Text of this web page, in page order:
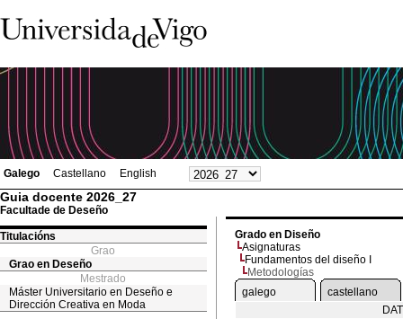
Galego Castellano English
Guia docente 2026_27
Facultade de Deseño
Titulacións
Grao
Grao en Deseño
Mestrado
Máster Universitario en Deseño e
Dirección Creativa en Moda
Grado en Diseño
Asignaturas
Fundamentos del diseño I
Metodologías
galego
castellano